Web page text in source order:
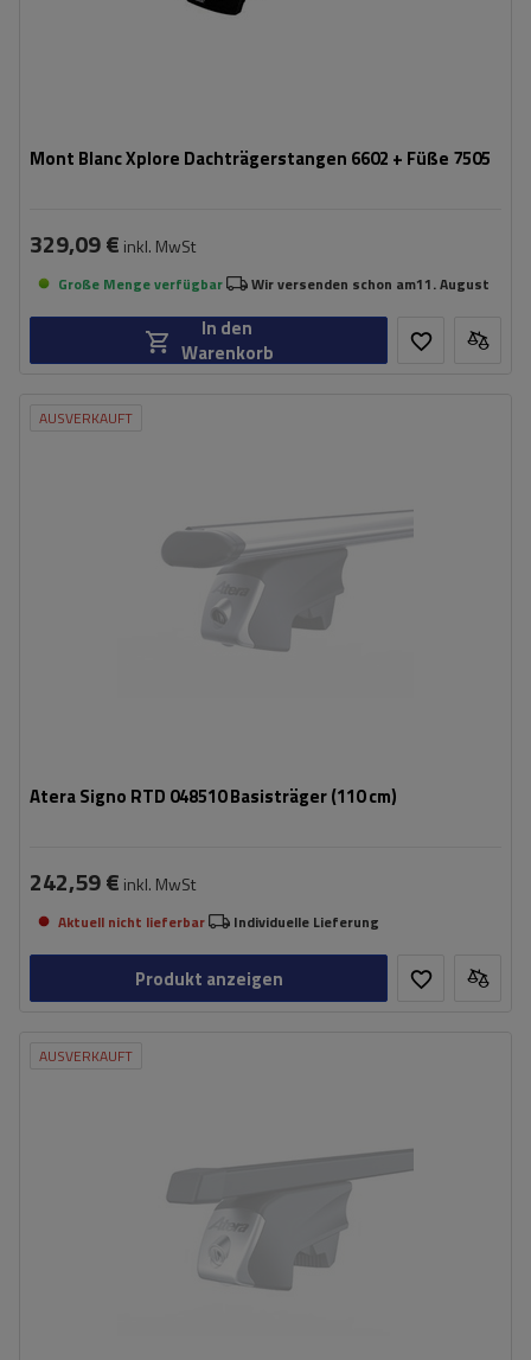
Mont Blanc Xplore Dachträgerstangen 6602 + Füße 7505
329,09 € inkl. MwSt
Große Menge verfügbar Wir versenden schon am11. August
In den
Warenkorb
AUSVERKAUFT
Atera Signo RTD 048510 Basisträger (110 cm)
242,59 € inkl. MwSt
Aktuell nicht lieferbar Individuelle Lieferung
Produkt anzeigen
AUSVERKAUFT